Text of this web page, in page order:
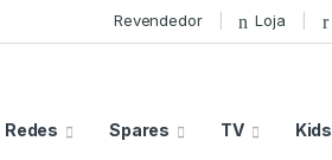
Revendedor Loja
Redes Spares TV Kids